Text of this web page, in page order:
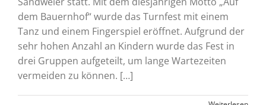
dem Bauernhof“ wurde das Turnfest mit einem
Tanz und einem Fingerspiel eröffnet. Aufgrund der
sehr hohen Anzahl an Kindern wurde das Fest in
drei Gruppen aufgeteilt, um lange Wartezeiten
vermeiden zu können. […]